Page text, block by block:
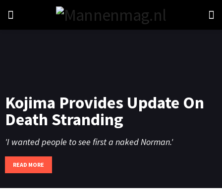
Kojima Provides Update On
Death Stranding
'I wanted people to see first a naked Norman.'
READ MORE